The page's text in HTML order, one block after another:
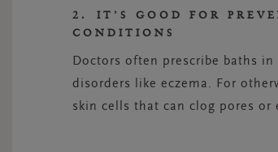
2. IT’S GOOD FOR
CONDITIONS
Doctors often prescribe baths
disorders like eczema. For
skin cells that can clog pores